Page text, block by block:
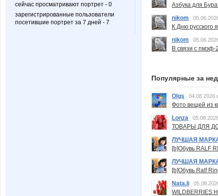
сейчас просматривают портрет - 0
зарегистрированные пользователи
посетившие портрет за 7 дней - 7
Азбука для
nikom
К Дню русского
nikom
В связи с пмэф-
Популярные за
Olgs 04.08.2026
Фото вещей из
Lonza
ТОВАРЫ ДЛЯ
ЛУЧШАЯ
[b]Обувь RALF
ЛУЧШАЯ
[b]Обувь Ralf
Nata.li